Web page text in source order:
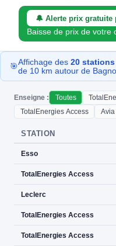
🔔 Alerte prix gratuite
Baisse de prix de votre
🎯Affichage des 20
de 10 km autour de
Enseigne : Toutes
TotalEnergies Access
Avia
STATION
Esso
TotalEnergies Access
Leclerc
TotalEnergies Access
TotalEnergies Access